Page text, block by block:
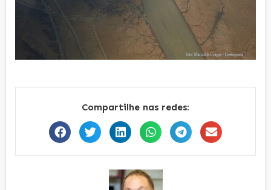
Compartilhe nas redes: